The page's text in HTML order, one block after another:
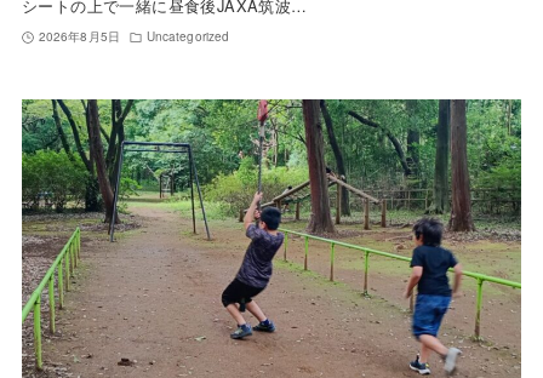
シートの上で一緒に昼食後JAXA筑波…
2026年8月5日 Uncategorized